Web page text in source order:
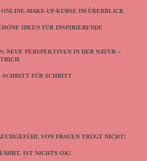
MAKE-UP-KURSE IM ÜBERBLICK
IDEEN FÜR INSPIRIERENDE
NEUE PERSPEKTIVEN IN DER NATUR –
FÜR SCHRITT
VON FRAUEN TRÜGT NICHT!
IST NICHTS OK!